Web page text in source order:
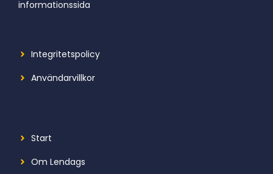
informationssida
Integritetspolicy
Användarvillkor
Start
Om Lendags